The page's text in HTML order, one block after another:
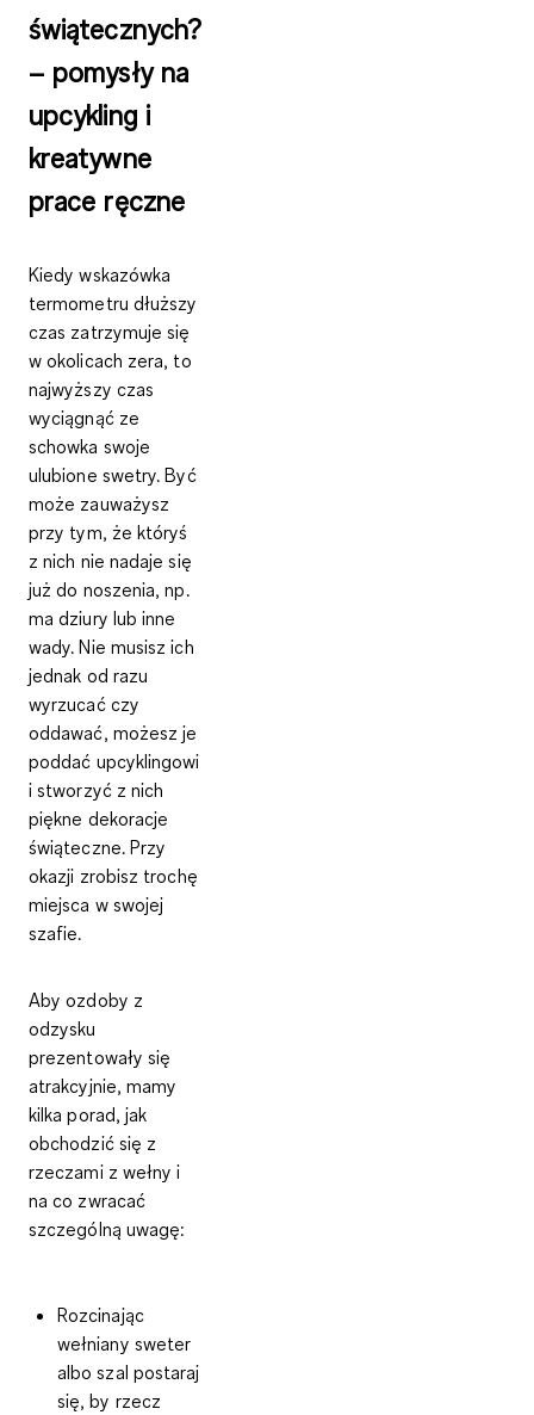
świątecznych?
– pomysły na
upcykling i
kreatywne
prace ręczne
Kiedy wskazówka
termometru dłuższy
czas zatrzymuje się
w okolicach zera, to
najwyższy czas
wyciągnąć ze
schowka swoje
ulubione swetry. Być
może zauważysz
przy tym, że któryś
z nich nie nadaje się
już do noszenia, np.
ma dziury lub inne
wady. Nie musisz ich
jednak od razu
wyrzucać czy
oddawać, możesz je
poddać upcyklingowi
i stworzyć z nich
piękne dekoracje
świąteczne. Przy
okazji zrobisz trochę
miejsca w swojej
szafie.
Aby ozdoby z
odzysku
prezentowały się
atrakcyjnie, mamy
kilka porad, jak
obchodzić się z
rzeczami z wełny i
na co zwracać
szczególną uwagę:
Rozcinając
wełniany sweter
albo szal postaraj
się, by rzecz